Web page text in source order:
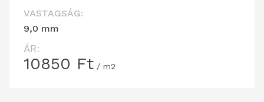
VASTAGSÁG:
9,0 mm
ÁR:
10850 Ft / m2